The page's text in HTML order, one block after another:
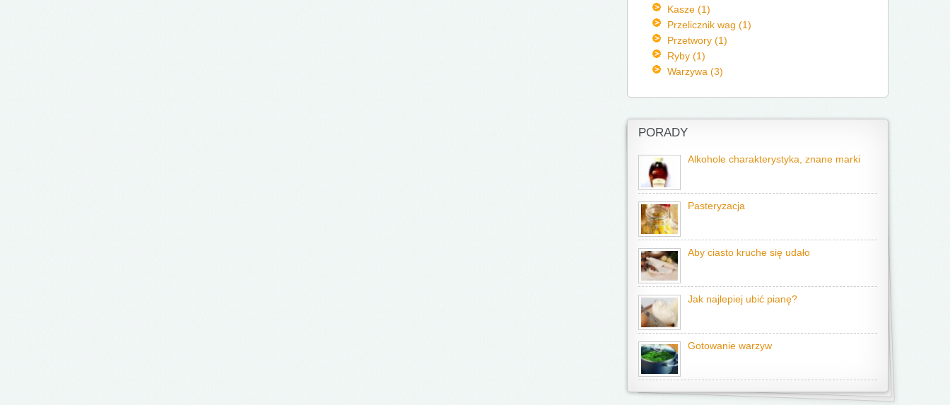
Kasze (1)
Przelicznik wag (1)
Przetwory (1)
Ryby (1)
Warzywa (3)
PORADY
Alkohole charakterystyka, znane marki
Pasteryzacja
Aby ciasto kruche się udało
Jak najlepiej ubić pianę?
Gotowanie warzyw